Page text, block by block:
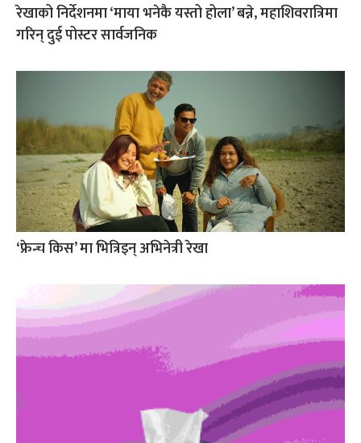
रेखाको निर्देशनमा ‘माया भनेकै यस्तो होला’ बन्ने, महाशिवरात्रिमा
गरिन् दुई पोस्टर सार्वजनिक
‘फ्रेन्च किस’ मा भित्रिइन् अभिनेत्री रेखा